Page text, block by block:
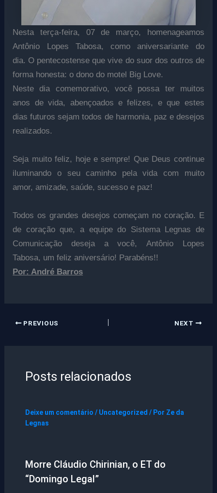
Nesta terça-feira, 07 de março, homenageamos
Antônio Lopes Tabosa, como aniversariante do
dia. O pentecostense que vive do suor dos outros de
forma honesta: o dono do motel Big Love.
Neste dia comemorativo, você possa ter muitos
anos de vida, abençoados e felizes, e que estes
dias futuros sejam todos de harmonia, paz e desejos
realizados.
Seja muito feliz, hoje e sempre! Que Deus continue
iluminando o seu caminho pela vida com muito
amor, amizade, saúde, sucesso e paz!
Todos os grandes desejos começam no coração. E
de coração que, a equipe do Sistema Legnas de
Comunicação deseja a você,Antônio Lopes
Tabosa, umfeliz aniversário! Parabéns!!
Por: André Barros
PREVIOUS NEXT
Posts relacionados
Deixe um comentário / Uncategorized / Por Ze da
Legnas
Morre Cláudio Chirinian, o ET do
“Domingo Legal”